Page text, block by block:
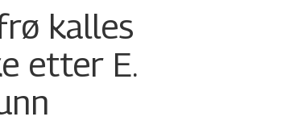
kalles
etter E.